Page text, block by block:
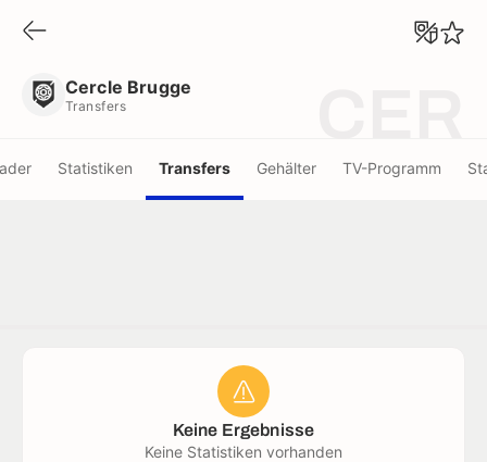
Cercle Brugge
Transfers
Statistiken Transfers Gehälter TV-Programm
Keine Ergebnisse
Keine Statistiken vorhanden